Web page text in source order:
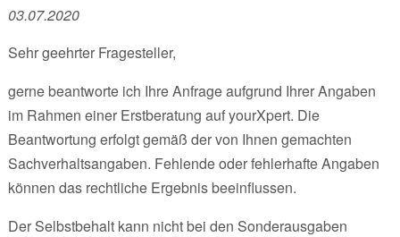
03.07.2020
Sehr geehrter Fragesteller,
gerne beantworte ich Ihre Anfrage aufgrund Ihrer Angaben
im Rahmen einer Erstberatung auf yourXpert. Die
Beantwortung erfolgt gemäß der von Ihnen gemachten
Sachverhaltsangaben. Fehlende oder fehlerhafte Angaben
können das rechtliche Ergebnis beeinflussen.
Der Selbstbehalt kann nicht bei den Sonderausgaben